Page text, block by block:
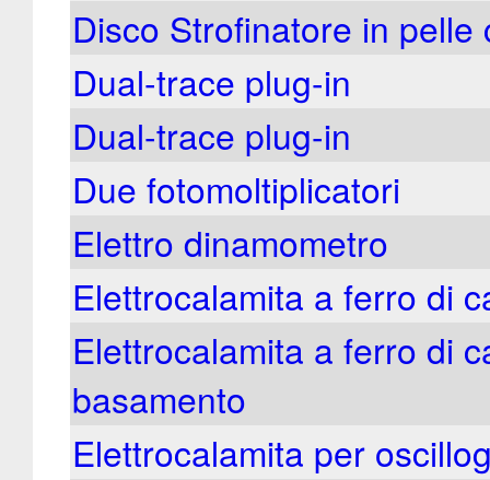
Disco Strofinatore in
Dual-trace plug-in
Dual-trace plug-in
Due fotomoltiplicatori
Elettro dinamometro
Elettrocalamita a ferro di
Elettrocalamita a ferro di
basamento
Elettrocalamita per